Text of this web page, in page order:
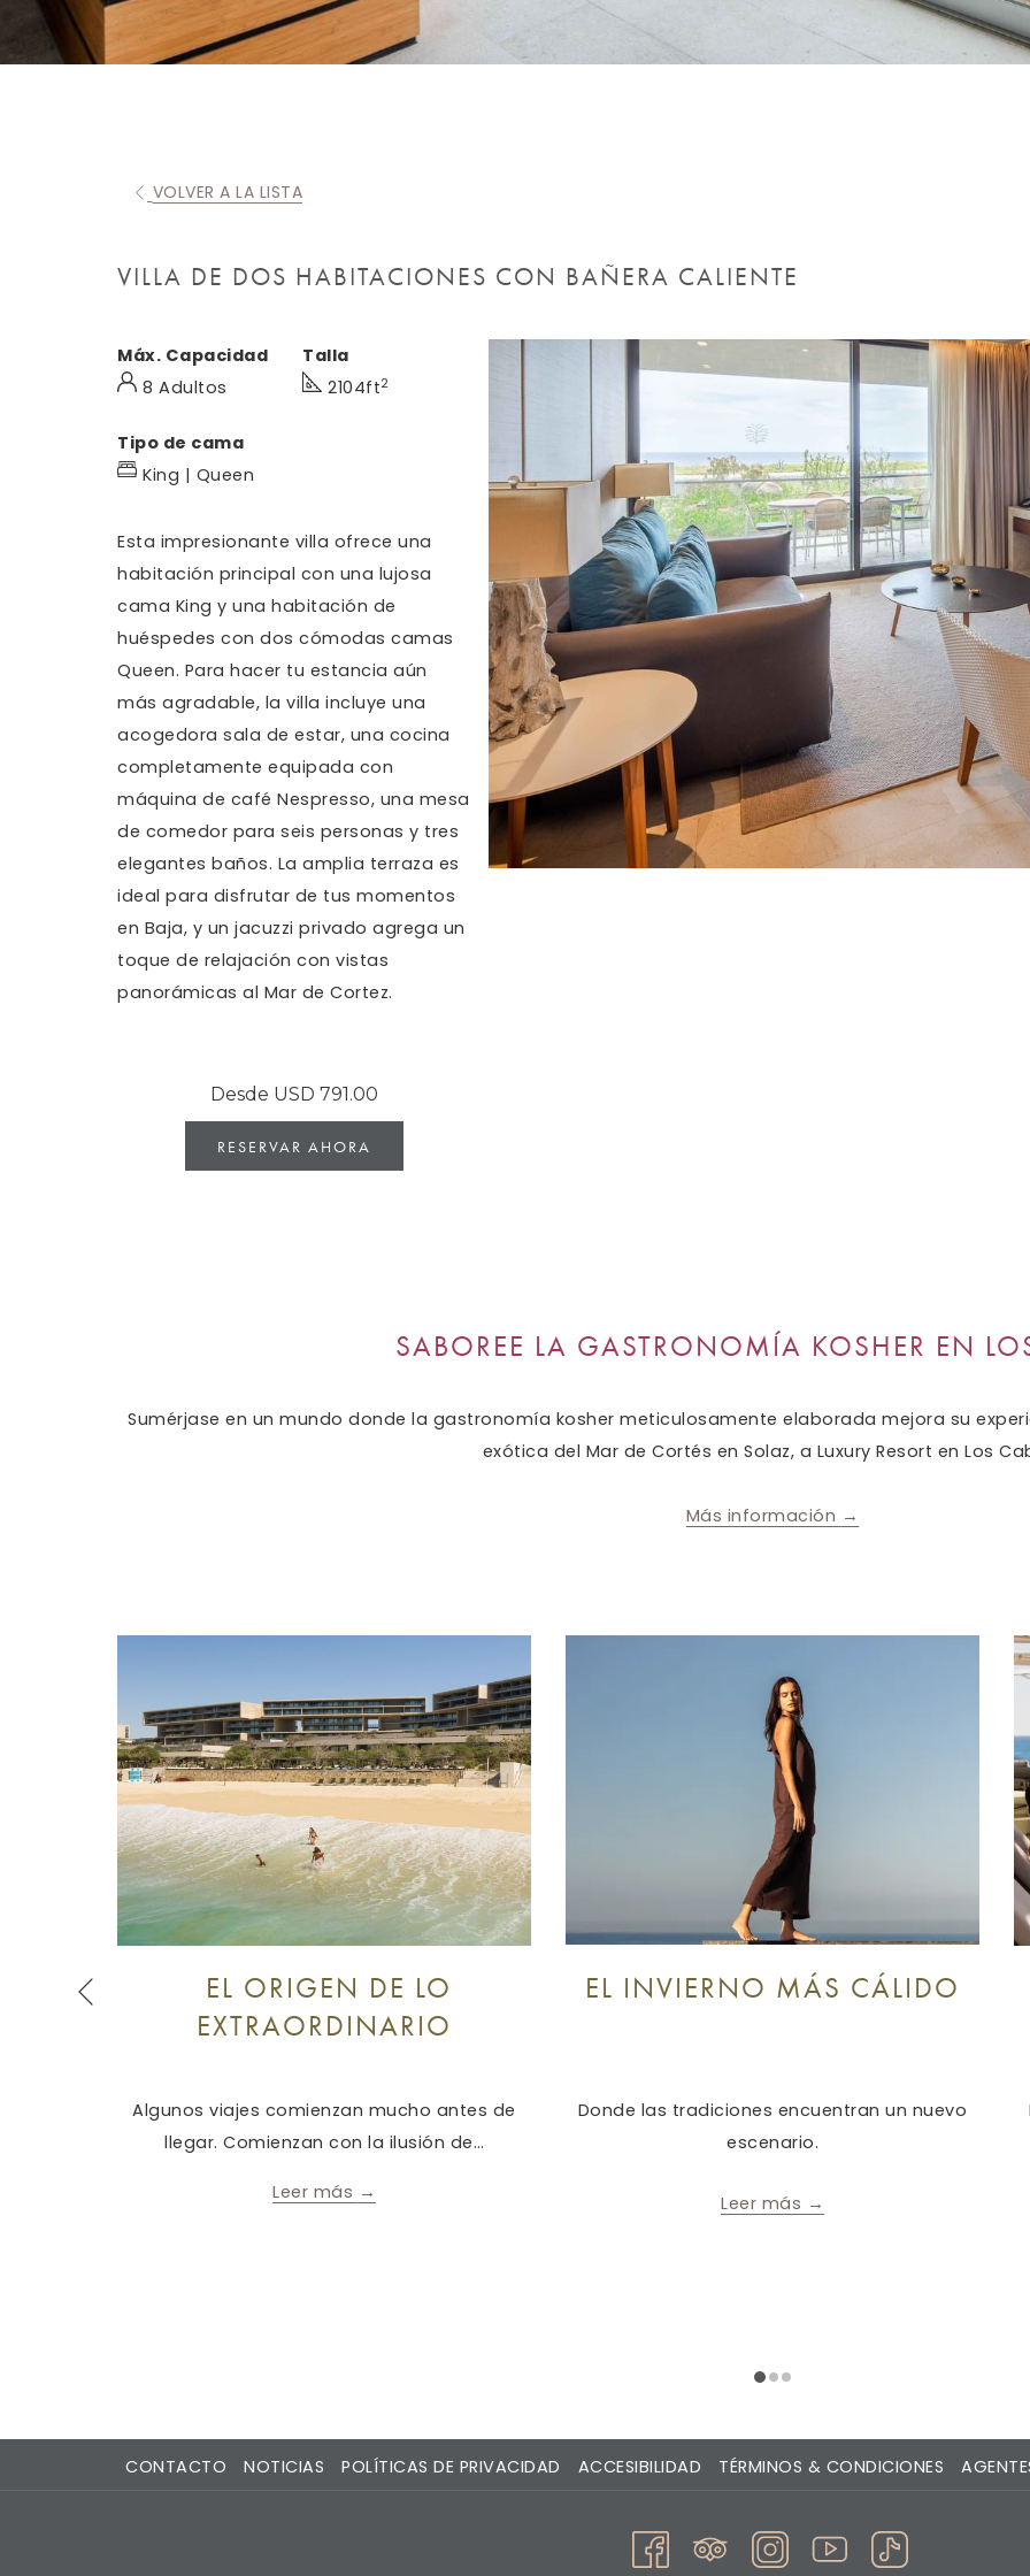
VOLVER A LA LISTA
VILLA DE DOS HABITACIONES CON BAÑERA CALIENTE
Máx. Capacidad
8 Adultos
Talla
2104ft2
Tipo de cama
King | Queen
Esta impresionante villa ofrece una
habitación principal con una lujosa
cama King y una habitación de
huéspedes con dos cómodas camas
Queen. Para hacer tu estancia aún
más agradable, la villa incluye una
acogedora sala de estar, una cocina
completamente equipada con
máquina de café Nespresso, una mesa
de comedor para seis personas y tres
elegantes baños. La amplia terraza es
ideal para disfrutar de tus momentos
en Baja, y un jacuzzi privado agrega un
toque de relajación con vistas
panorámicas al Mar de Cortez.
Desde USD 791.00
RESERVAR AHORA
SABOREE LA GASTRONOMÍA KOSHER EN
Sumérjase en un mundo donde la gastronomía kosher meticulosamente elaborada mejora su
exótica del Mar de Cortés en Solaz, a Luxury Resort en Los
Más información
Anterior
EL ORIGEN DE LO
EXTRAORDINARIO
Algunos viajes comienzan mucho antes de
llegar. Comienzan con la ilusión de…
Leer más
EL INVIERNO MÁS CÁLIDO
Donde las tradiciones encuentran un nuevo
escenario.
Leer más
CONTACTO NOTICIAS POLÍTICAS DE PRIVACIDAD ACCESIBILIDAD TÉRMINOS & CONDICIONES